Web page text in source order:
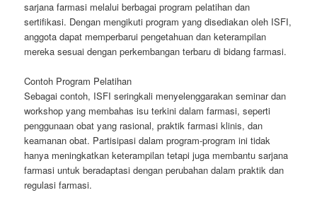
sarjana farmasi melalui berbagai program pelatihan dan
sertifikasi. Dengan mengikuti program yang disediakan oleh ISFI,
anggota dapat memperbarui pengetahuan dan keterampilan
mereka sesuai dengan perkembangan terbaru di bidang farmasi.
Contoh Program Pelatihan
Sebagai contoh, ISFI seringkali menyelenggarakan seminar dan
workshop yang membahas isu terkini dalam farmasi, seperti
penggunaan obat yang rasional, praktik farmasi klinis, dan
keamanan obat. Partisipasi dalam program-program ini tidak
hanya meningkatkan keterampilan tetapi juga membantu sarjana
farmasi untuk beradaptasi dengan perubahan dalam praktik dan
regulasi farmasi.